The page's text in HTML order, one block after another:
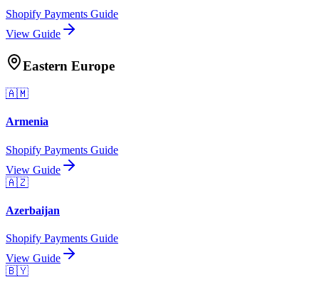
Shopify Payments Guide
View Guide
Eastern Europe
🇦🇲
Armenia
Shopify Payments Guide
View Guide
🇦🇿
Azerbaijan
Shopify Payments Guide
View Guide
🇧🇾